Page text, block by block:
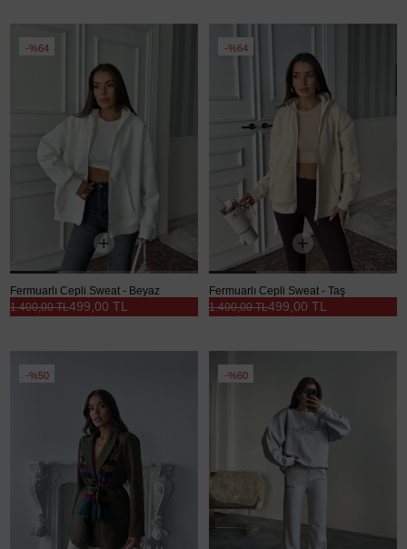
%64
Fermuarlı Cepli Sweat - Beyaz
499,00 TL
1.400,00 TL
%64
Fermuarlı Cepli Sweat - Taş
499,00 TL
1.400,00 TL
%50 %60